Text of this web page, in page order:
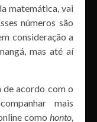
matemática, vai
números são
consideração a
mas até aí
de acordo com o
mais
como honto,